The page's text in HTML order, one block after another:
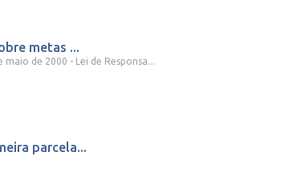
metas ...
de 2000 - Lei de Responsa...
parcela...